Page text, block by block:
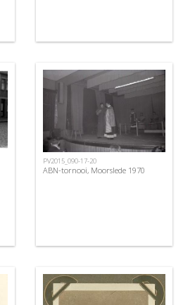
PV2015_090-17-20
ABN-tornooi, Moorslede 1970